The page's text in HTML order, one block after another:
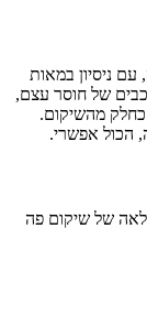
ניסיון במאות
של חוסר עצם,
כחלק מהשיקום.
הכול אפשרי.
של שיקום פה